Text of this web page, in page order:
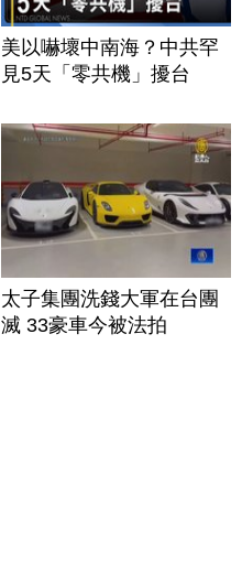
美以嚇壞中南海？中共罕
見5天「零共機」擾台
太子集團洗錢大軍在台團
滅 33豪車今被法拍